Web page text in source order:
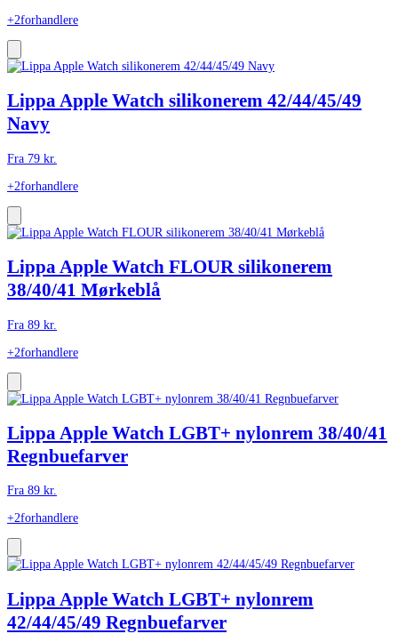
+2forhandlere
Lippa Apple Watch silikonerem 42/44/45/49
Navy
Fra 79 kr.
+2forhandlere
Lippa Apple Watch FLOUR silikonerem
38/40/41 Mørkeblå
Fra 89 kr.
+2forhandlere
Lippa Apple Watch LGBT+ nylonrem 38/40/41
Regnbuefarver
Fra 89 kr.
+2forhandlere
Lippa Apple Watch LGBT+ nylonrem
42/44/45/49 Regnbuefarver